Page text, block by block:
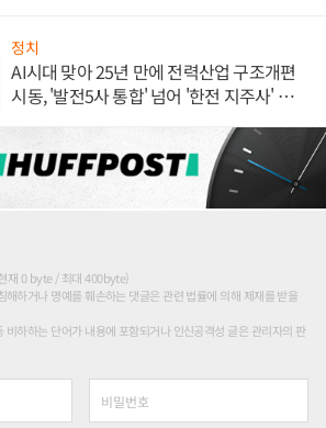
정치
AI시대 맞아 25년 만에 전력산업 구조개편
시동, '발전5사 통합' 넘어 '한전 지주사' 재편
재 0 byte / 최대 400byte)
해하거나 명예를 훼손하는 댓글은 관련 법률에 의해 제재를 받을
비하하는 단어가 내용에 포함되거나 인신공격성 글은 관리자의 판